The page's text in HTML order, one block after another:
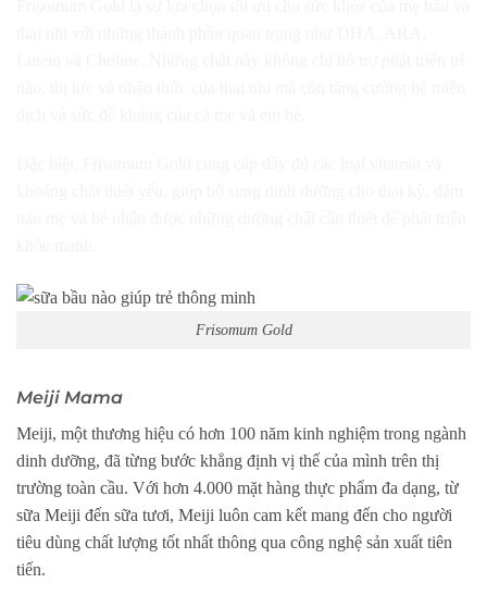
Frisomum Gold
Meiji Mama
Meiji, một thương hiệu có hơn 100 năm kinh nghiệm trong ngành
dinh dưỡng, đã từng bước khẳng định vị thế của mình trên thị
trường toàn cầu. Với hơn 4.000 mặt hàng thực phẩm đa dạng, từ
sữa Meiji đến sữa tươi, Meiji luôn cam kết mang đến cho người
tiêu dùng chất lượng tốt nhất thông qua công nghệ sản xuất tiên
tiến.